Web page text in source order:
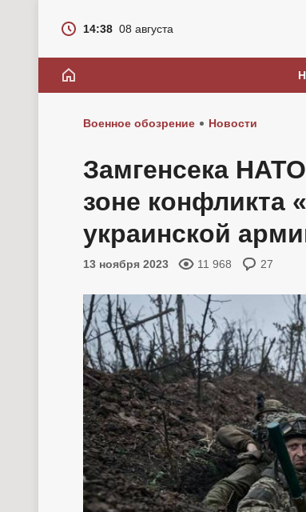
14:38 08 августа
Военное обозрение Новости
Замгенсека
зоне конфликта
украинской
13 ноября 2023 11 968 27